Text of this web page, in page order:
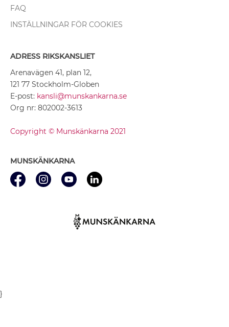
FAQ
INSTÄLLNINGAR FÖR COOKIES
ADRESS RIKSKANSLIET
Arenavägen 41, plan 12,
121 77 Stockholm-Globen
E-post: kansli@munskankarna.se
Org nr: 802002-3613
Copyright © Munskänkarna 2021
MUNSKÄNKARNA
}